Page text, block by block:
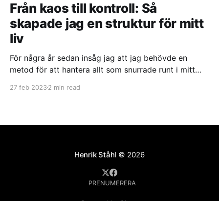
Från kaos till kontroll: Så
skapade jag en struktur för mitt
liv
För några år sedan insåg jag att jag behövde en
metod för att hantera allt som snurrade runt i mitt
27 feb 20232 min read
Henrik Ståhl © 2026
PRENUMERERA